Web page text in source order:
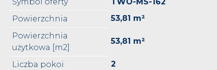
Powierzchnia
53,81 m²
Powierzchnia
użytkowa [m2]
53,81 m²
Liczba pokoi 2